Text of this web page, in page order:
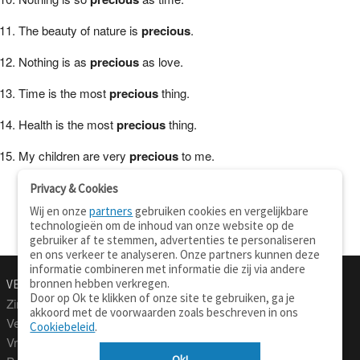
The beauty of nature is precious.
Nothing is as preciousas love.
Time is the mostpreciousthing.
Health is the mostpreciousthing.
My children are very preciousto me.
VERTALEN.NU
Zinnen vertalen
Verklarend woordenboek
Vraagbaak
Over deze site
Privacy
Privacy & Cookies
Wij en onzepartners gebruiken cookies en vergelijkbare
technologieën om de inhoud van onze website op de
gebruiker af te stemmen, advertenties te personaliseren
en ons verkeer te analyseren. Onze partners kunnen deze
informatie combineren met informatie die zij via andere
bronnen hebben verkregen.
Door op Ok te klikken of onze site te gebruiken, ga je
akkoord met de voorwaarden zoals beschreven in ons
Cookiebeleid.